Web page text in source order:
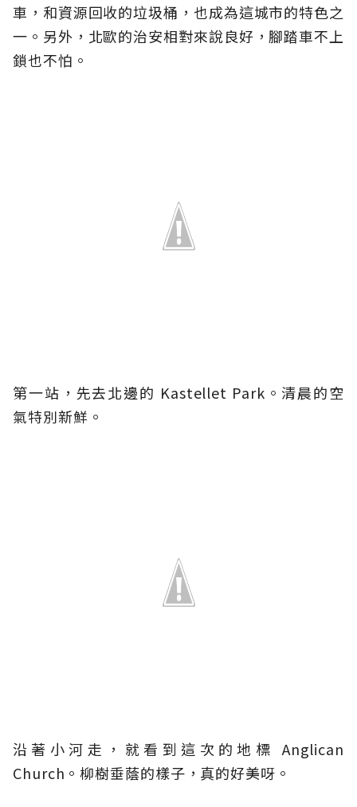
車，和資源回收的垃圾桶，也成為這城市的特色之
一。另外，北歐的治安相對來說良好，腳踏車不上
鎖也不怕。
第一站，先去北邊的 Kastellet Park。清晨的空
氣特別新鮮。
沿著小河走，就看到這次的地標 Anglican
Church。柳樹垂蔭的樣子，真的好美呀。